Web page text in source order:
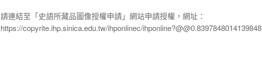
請連結至「史語所藏品圖像授權申請」網站申請授權，網址：
https://copyrite.ihp.sinica.edu.tw/ihponlinec/ihponline?@@0.8397848014139848